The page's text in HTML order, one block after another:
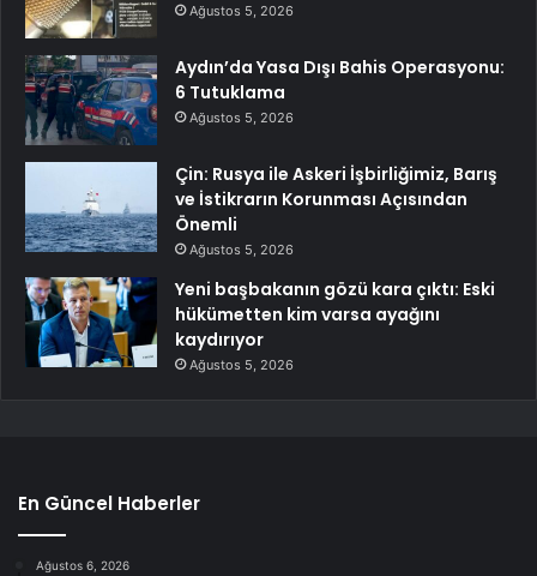
Ağustos 5, 2026
Aydın’da Yasa Dışı Bahis Operasyonu:
6 Tutuklama
Ağustos 5, 2026
Çin: Rusya ile Askeri İşbirliğimiz, Barış
ve İstikrarın Korunması Açısından
Önemli
Ağustos 5, 2026
Yeni başbakanın gözü kara çıktı: Eski
hükümetten kim varsa ayağını
kaydırıyor
Ağustos 5, 2026
En Güncel Haberler
Ağustos 6, 2026